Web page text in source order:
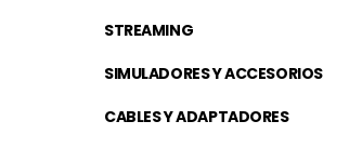
STREAMING
SIMULADORES Y ACCESORIOS
CABLES Y ADAPTADORES